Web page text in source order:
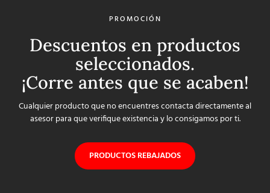
PROMOCIÓN
Descuentos en productos
seleccionados.
¡Corre antes que se acaben!
Cualquier producto que no encuentres contacta directamente al
asesor para que verifique existencia y lo consigamos por ti.
PRODUCTOS REBAJADOS